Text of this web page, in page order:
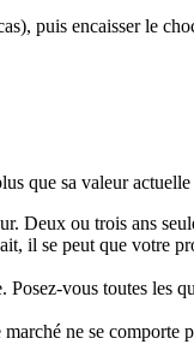
puis encaisser le
que sa valeur actuelle
Deux ou trois ans
il se peut que votre
vous toutes les
ne se